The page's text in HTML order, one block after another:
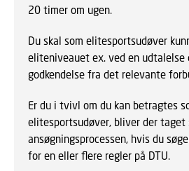
20 timer om ugen.
Du skal som elitesportsudøver
eliteniveauet ex. ved en udtalelse
godkendelse fra det relevante
Er du i tvivl om du kan betragtes
elitesportsudøver, bliver der
ansøgningsprocessen, hvis du
for en eller flere regler på DTU.